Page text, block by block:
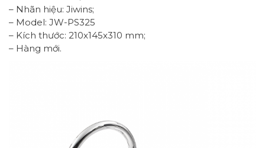
– Nhãn hiệu: Jiwins;
– Model: JW-PS325
– Kích thước: 210x145x310 mm;
– Hàng mới.